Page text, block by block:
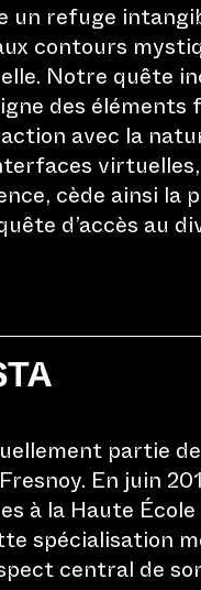
un refuge
contours
Notre quête
des
avec la
cède ainsi la
d’accès au
partie
En juin
à la Haute
spécialisation
central de
+41 (0)41 227
14 à 24
Tous les